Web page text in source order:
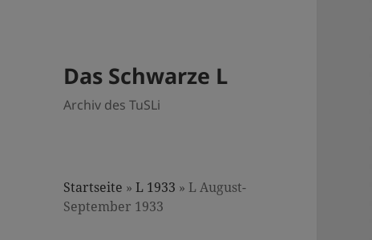
Das Schwarze L
Archiv des TuSLi
Startseite »L 1933 » L August-
September 1933